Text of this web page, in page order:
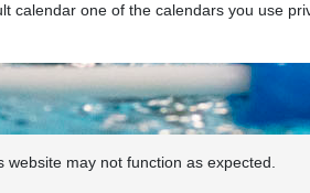
calendar one of the calendars you use
may not function as expected.